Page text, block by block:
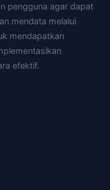
pengguna agar dapat
mendata melalui
mendapatkan
efektif.